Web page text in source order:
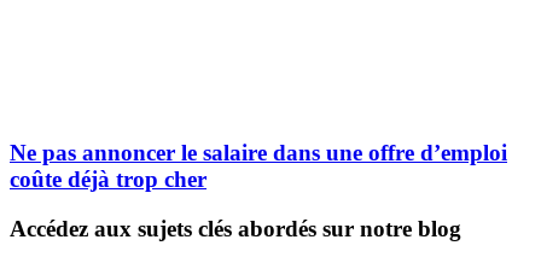
Ne pas annoncer le salaire dans une offre d’emploi
coûte déjà trop cher
Accédez aux sujets clés abordés sur notre blog